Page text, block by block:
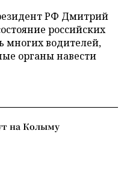
РФ Дмитрий
российских
многих водителей,
органы навести
на Колыму